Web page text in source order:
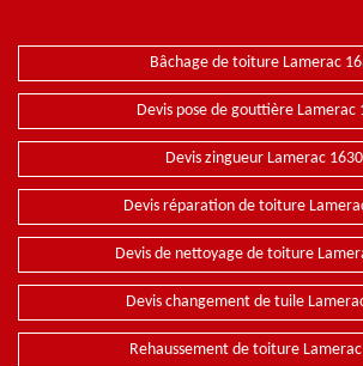
Bâchage de toiture Lamerac
Devis pose de gouttière Lamerac
Devis zingueur Lamerac
Devis réparation de toiture
Devis de nettoyage de toiture
Devis changement de tuile
Rehaussement de toiture